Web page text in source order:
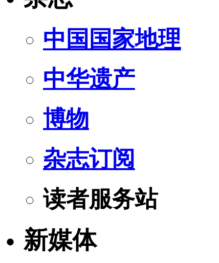
中国国家地理
中华遗产
博物
杂志订阅
读者服务站
新媒体